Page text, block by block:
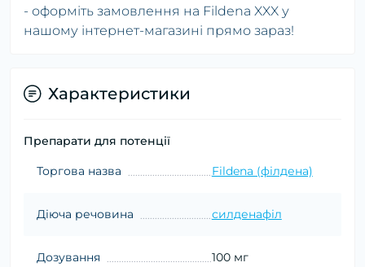
- оформіть замовлення на Fildena XXX у
нашому інтернет-магазині прямо зараз!
Характеристики
Препарати для потенції
Торгова назва Fildena (філдена)
Діюча речовина силденафіл
Дозування 100 мг